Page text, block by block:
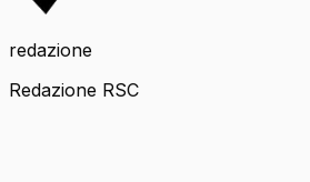
redazione
Redazione RSC